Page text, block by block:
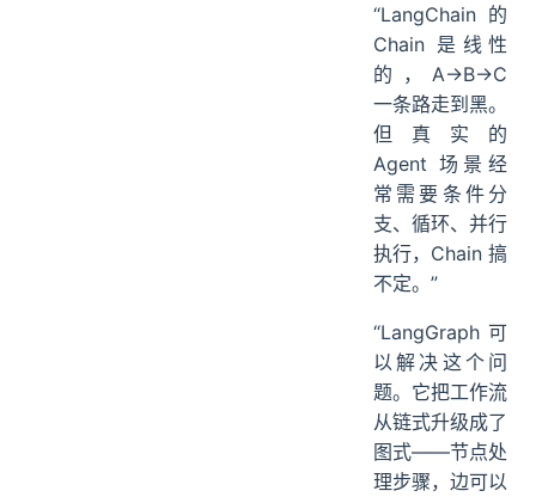
“LangChain 的
Chain 是线性
的，A→B→C
一条路走到黑。
但真实的
Agent 场景经
常需要条件分
支、循环、并行
执行，Chain 搞
不定。”
“LangGraph 可
以解决这个问
题。它把工作流
从链式升级成了
图式——节点处
理步骤，边可以